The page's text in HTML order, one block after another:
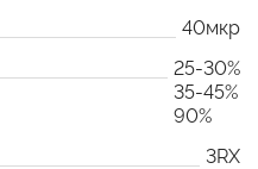
40мкр
25-30%
35-45%
90%
3RX